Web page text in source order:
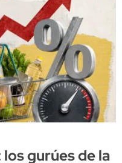
gurúes de la